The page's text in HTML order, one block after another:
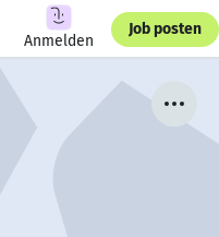
Anmelden
Job posten